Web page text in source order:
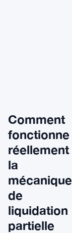
Comment
fonctionne
réellement
la
mécanique
de
liquidation
partielle